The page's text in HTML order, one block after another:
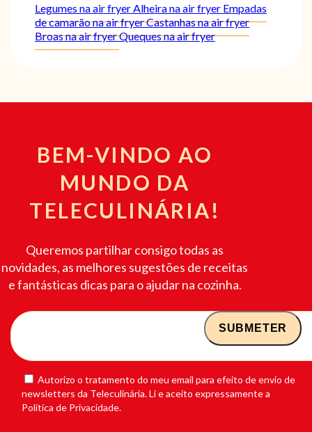
Legumes na air fryerAlheira na air fryer Empadas
de camarão na air fryerCastanhas na air fryer
Broas na air fryerQueques na air fryer
BEM-VINDO AO
MUNDO DA
TELECULINÁRIA!
Queremos partilhar consigo todas as
novidades, as melhores sugestões de receitas
e fantásticas dicas para o ajudar na cozinha.
Autorizo o tratamento do meu email para efeito de envio de
newsletters da Teleculinária. Li e aceito expressamente a
Política de Privacidade.